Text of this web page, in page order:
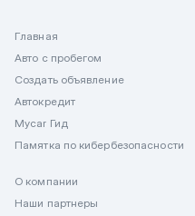
Главная
Авто с пробегом
Создать объявление
Автокредит
Mycar Гид
Памятка по кибербезопасности
О компании
Наши партнеры